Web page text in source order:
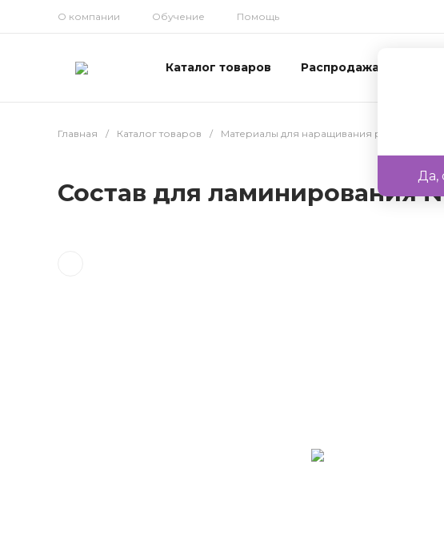
О компании Обучение Помощь
Да,
Каталог товаров Распродажа
Главная / Каталог товаров / Материалы для наращивания ресниц
Состав для ламинирования